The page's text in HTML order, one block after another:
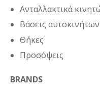
Ανταλλακτικά
Βάσεις αυτοκινήτων
Θήκες
Προσόψεις
BRANDS